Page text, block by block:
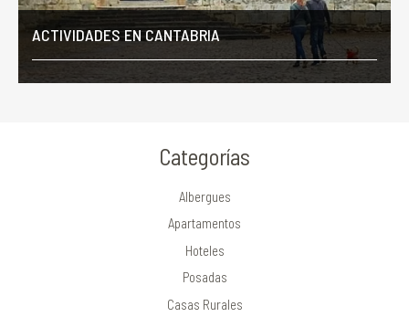
ACTIVIDADES EN CANTABRIA
Categorías
Albergues
Apartamentos
Hoteles
Posadas
Casas Rurales